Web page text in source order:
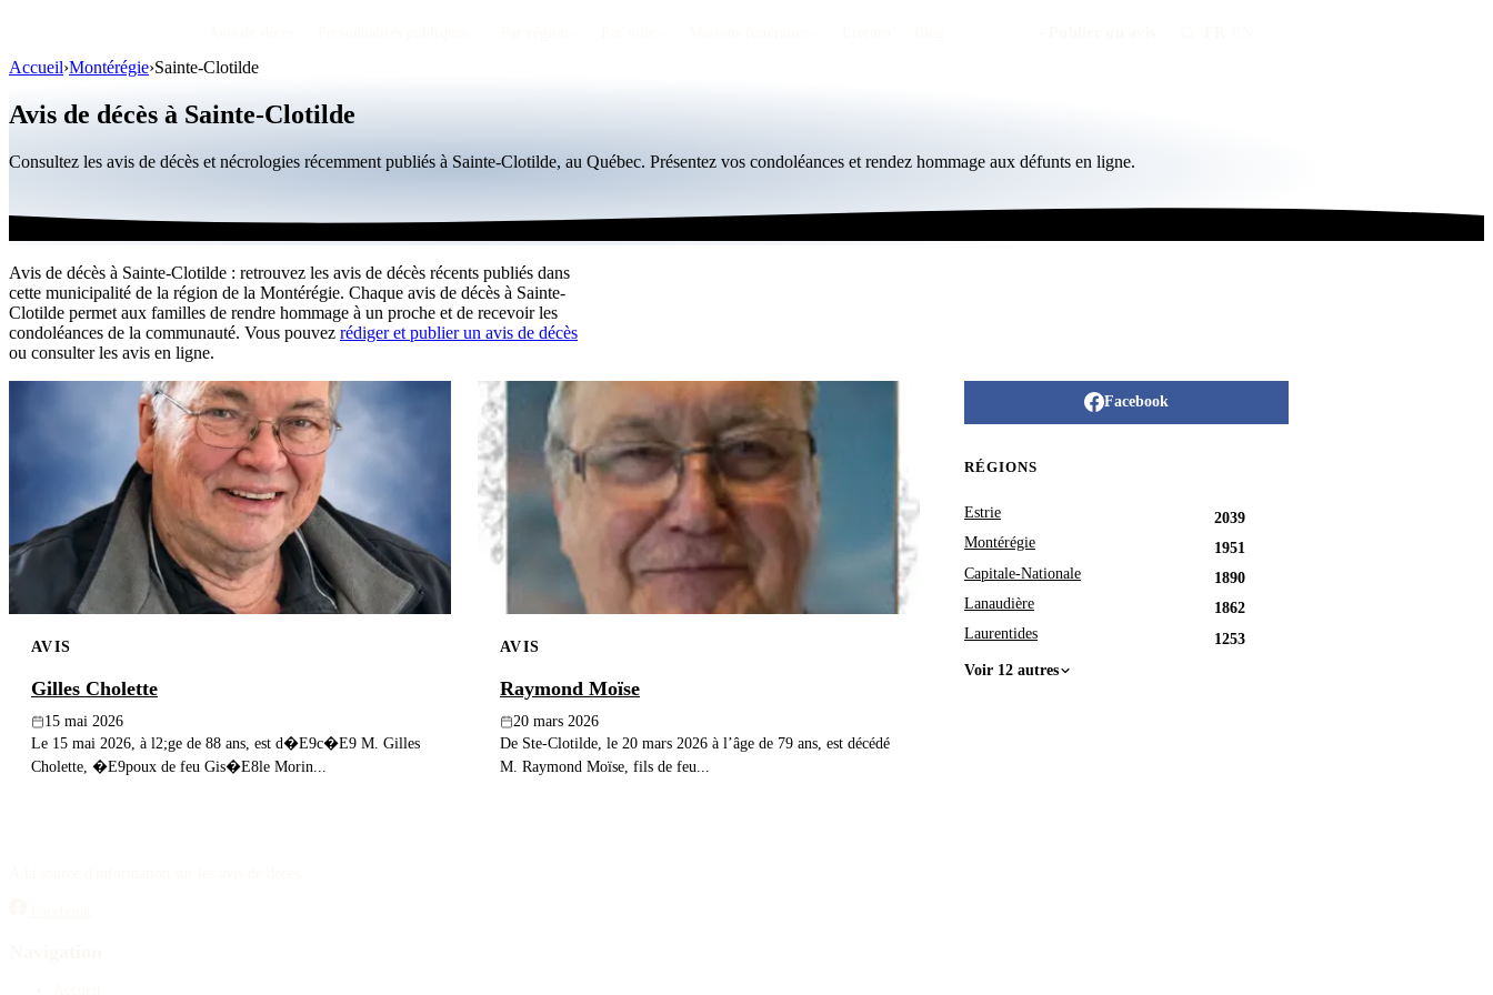
Accueil›Montérégie›Sainte-Clotilde
Avis de décès à Sainte-Clotilde
Consultez les avis de décès et nécrologies récemment publiés à Sainte-Clotilde, au Québec. Présentez vos condoléances et rendez hommage aux défunts en ligne.
Avis de décès à Sainte-Clotilde : retrouvez les avis de décès récents publiés dans
cette municipalité de la région de la Montérégie. Chaque avis de décès à Sainte-
Clotilde permet aux familles de rendre hommage à un proche et de recevoir les
condoléances de la communauté. Vous pouvez rédiger et publier un avis de décès
ou consulter les avis en ligne.
AVIS
Gilles Cholette
15 mai 2026
Le 15 mai 2026, à l2;ge de 88 ans, est d�E9c�E9 M. Gilles
Cholette, �E9poux de feu Gis�E8le Morin...
AVIS
Raymond Moïse
20 mars 2026
De Ste-Clotilde, le 20 mars 2026 à l’âge de 79 ans, est décédé
M. Raymond Moïse, fils de feu...
Facebook
RÉGIONS
Estrie
2039
Montérégie
1951
Capitale-Nationale
1890
Lanaudière
1862
Laurentides
1253
Voir 12 autres